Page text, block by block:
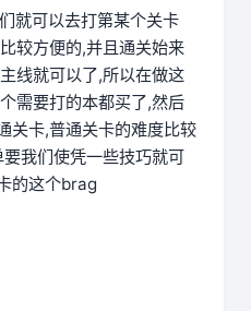
就可以去打第某个关卡
较方便的,并且通关始来
线就可以了,所以在做这
需要打的本都买了,然后
关卡,普通关卡的难度比较
我们使凭一些技巧就可
的这个brag